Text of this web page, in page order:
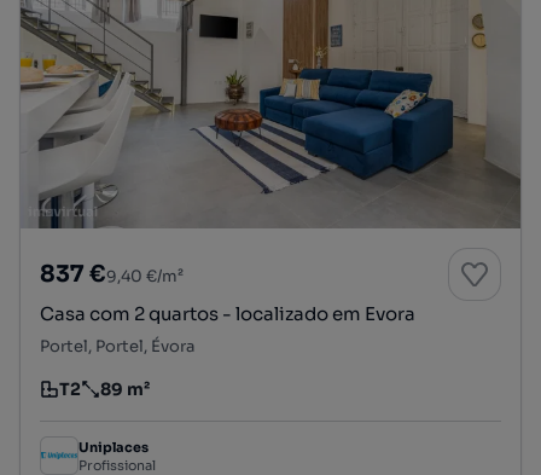
837 €9,40 €/m²
Casa com 2 quartos - localizado em Evora
Portel, Portel, Évora
Tipologia
T2
Preço por metro quadrado
89 m²
Uniplaces
Profissional